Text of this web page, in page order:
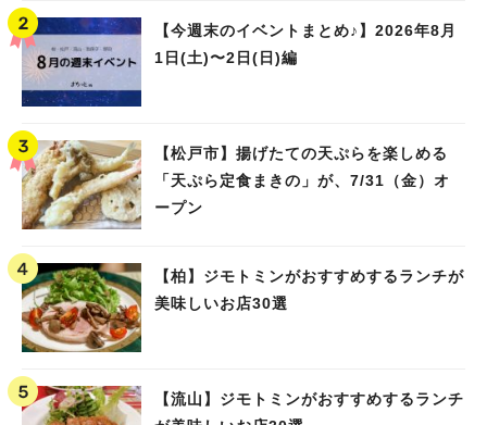
【今週末のイベントまとめ♪】2026年8月
1日(土)〜2日(日)編
【松戸市】揚げたての天ぷらを楽しめる
「天ぷら定食まきの」が、7/31（金）オ
ープン
【柏】ジモトミンがおすすめするランチが
美味しいお店30選
【流山】ジモトミンがおすすめするランチ